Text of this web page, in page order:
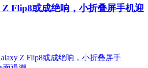
Z Flip8或成绝响，小折叠屏手机迎